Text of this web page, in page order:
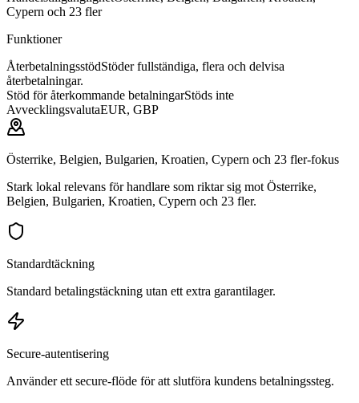
Cypern och 23 fler
Funktioner
ÅterbetalningsstödStöder fullständiga, flera och delvisa
återbetalningar.
Stöd för återkommande betalningarStöds inte
AvvecklingsvalutaEUR, GBP
Österrike, Belgien, Bulgarien, Kroatien, Cypern och 23 fler-fokus
Stark lokal relevans för handlare som riktar sig mot Österrike,
Belgien, Bulgarien, Kroatien, Cypern och 23 fler.
Standardtäckning
Standard betalingstäckning utan ett extra garantilager.
Secure-autentisering
Använder ett secure-flöde för att slutföra kundens betalningssteg.